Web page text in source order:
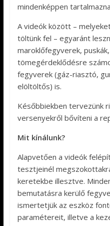
mindenképpen
A videók között –
töltünk fel – egyaránt
maroklőfegyverek,
tömegérdeklődésre
fegyverek (gáz-riasztó,
elöltöltős) is.
Későbbiekben tervezünk
versenyekről bővíteni a
Mit kínálunk?
Alapvetően a videók
tesztjeinél
keretekbe illesztve.
bemutatásra kerülő
ismertetjük az eszköz
paramétereit, illetve a